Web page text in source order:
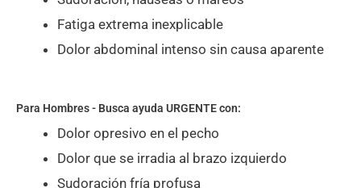
Fatiga extrema inexplicable
Dolor abdominal intenso sin causa aparente
Para Hombres - Busca ayuda URGENTE con:
Dolor opresivo en el pecho
Dolor que se irradia al brazo izquierdo
Sudoración fría profusa